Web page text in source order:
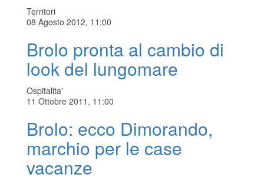
Territori
08 Agosto 2012, 11:00
Brolo pronta al cambio di
look del lungomare
Ospitalita'
11 Ottobre 2011, 11:00
Brolo: ecco Dimorando,
marchio per le case
vacanze